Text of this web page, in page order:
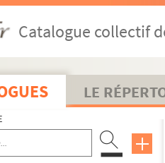
Catalogue collectif
LE